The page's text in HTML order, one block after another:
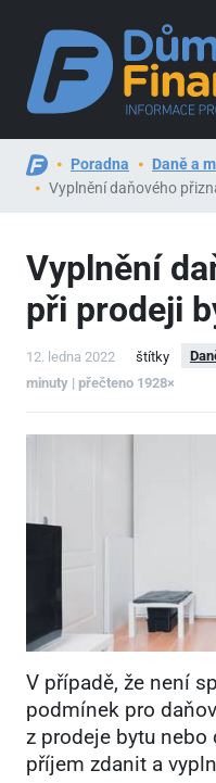
Poradna
Daně a
Vyplnění daňového
Vyplnění
při prodeji
12. ledna 2022 štítky
minuty | přečteno 1928×
V případě, že není
podmínek pro
z prodeje bytu
příjem zdanit a